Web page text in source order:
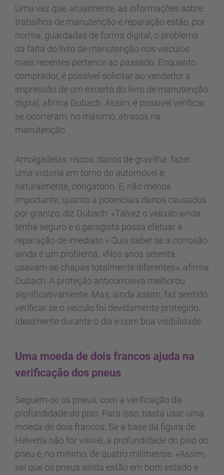
Uma vez que, atualmente, as informações sobre
trabalhos de manutenção e reparação estão, por
norma, guardadas de forma digital, o problema
da falta do livro de manutenção nos veículos
mais recentes pertence ao passado. Enquanto
comprador, é possível solicitar ao vendedor a
impressão de um excerto do livro de manutenção
digital, afirma Dubach. Assim, é possível verificar
se ocorreram, no máximo, atrasos na
manutenção.
Amolgadelas, riscos, danos de gravilha: fazer
uma vistoria em torno do automóvel é,
naturalmente, obrigatório. E, não menos
importante, quanto a potenciais danos causados
por granizo, diz Dubach: «Talvez o veículo ainda
tenha seguro e o garagista possa efetuar a
reparação de imediato.» Quis saber se a corrosão
ainda é um problema. «Nos anos setenta
usavam-se chapas totalmente diferentes», afirma
Dubach. A proteção anticorrosiva melhorou
significativamente. Mas, ainda assim, faz sentido
verificar se o veículo foi devidamente protegido.
Idealmente durante o dia e com boa visibilidade.
Uma moeda de dois francos ajuda na
verificação dos pneus
Seguem-se os pneus, com a verificação da
profundidade do piso. Para isso, basta usar uma
moeda de dois francos. Se a base da figura de
Helvetia não for visível, a profundidade do piso do
pneu é, no mínimo, de quatro milímetros. «Assim,
sei que os pneus ainda estão em bom estado e